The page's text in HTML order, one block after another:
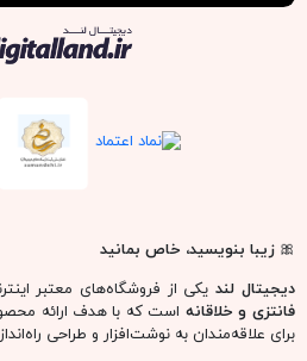
🎀زیبا بنویسید، خاص بمانید
دیجیتال لند یکی از فروشگاه‌های معتبر
فانتزی و خلاقانه است که با هدف ارائه
برای علاقه‌مندان به نوشت‌افزار و طراحی